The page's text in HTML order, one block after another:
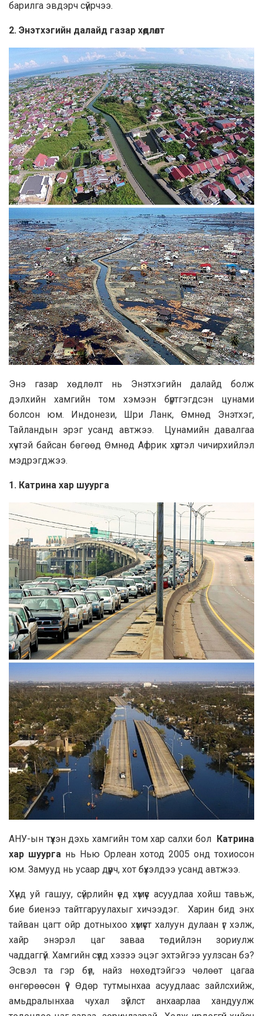
барилга эвдэрч сүйрчээ.
2. Энэтхэгийн далайд газар хөдлөлт
Энэ газар хөдлөлт нь Энэтхэгийн далайд болж
дэлхийн хамгийн том хэмээн бүртгэгдсэн цунами
болсон юм. Индонези, Шри Ланк, Өмнөд Энэтхэг,
Тайландын эрэг усанд автжээ. Цунамийн давалгаа
хүчтэй байсан бөгөөд Өмнөд Африк хүртэл чичирхийлэл
мэдрэгджээ.
1. Катрина хар шуурга
АНУ-ын түүхэн дэхь хамгийн том хар салхи бол
Катрина
хар шуургань Нью Орлеан хотод 2005 онд тохиосон
юм. Замууд нь усаар дүүрч, хот бүхэлдээ усанд автжээ.
Хүнд уй гашуу, сүйрлийн үед хүмүүс асуудлаа хойш тавьж,
бие биенээ тайтгаруулахыг хичээдэг. Харин бид энх
тайван цагт ойр дотныхоо хүмүүст халуун дулаан үг хэлж,
хайр энэрэл цаг заваа төдийлэн зориулж
чаддаггүй. Хамгийн сүүлд хэзээ эцэг эхтэйгээ уулзсан бэ?
Эсвэл та гэр бүл, найз нөхөдтэйгээ чөлөөт цагаа
өнгөрөөсөн үү? Өдөр тутмынхаа асуудлаас зайлсхийж,
амьдралынхаа чухал зүйлст анхаарлаа хандуулж